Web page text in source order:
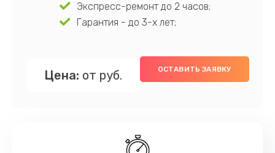
Экспресс-ремонт до 2 часов;
Гарантия - до 3-х лет;
Цена: от руб. ОСТАВИТЬ ЗАЯВКУ